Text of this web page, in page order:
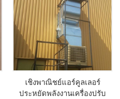
เชิงพาณิชย์แอร์คูลเลอร์
ประหยัดพลังงานเครื่องปรับ